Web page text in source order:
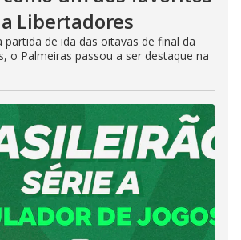
Libertadores
partida de ida das oitavas de final da
o Palmeiras passou a ser destaque na